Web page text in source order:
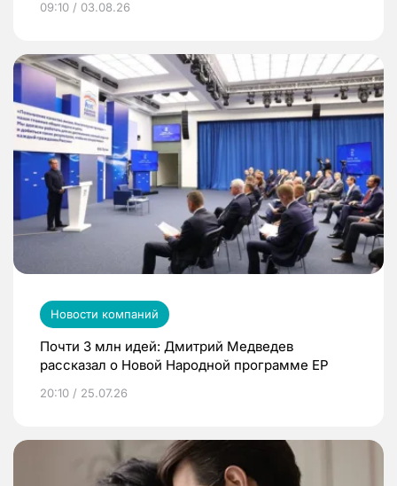
09:10 / 03.08.26
Новости компаний
Почти 3 млн идей: Дмитрий Медведев
рассказал о Новой Народной программе ЕР
20:10 / 25.07.26